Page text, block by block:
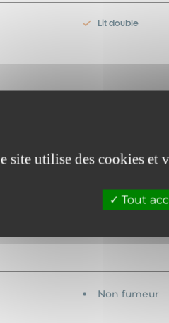
site utilise des cookies et
Tout
Lit double
Chauffage
Non fumeur